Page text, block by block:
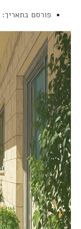
פורסם בתאריך: